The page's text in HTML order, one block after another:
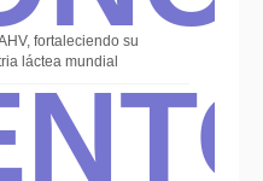
fortaleciendo su
láctea mundial